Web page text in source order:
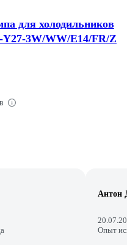
для холодильников
3W/WW/E14/FR/Z
Антон
Опыт